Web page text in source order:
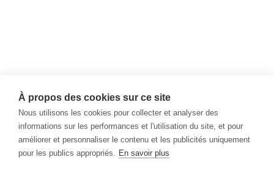
À propos des cookies sur ce site
Nous utilisons les cookies pour collecter et analyser des
informations sur les performances et l'utilisation du site, et pour
améliorer et personnaliser le contenu et les publicités uniquement
pour les publics appropriés. En savoir plus